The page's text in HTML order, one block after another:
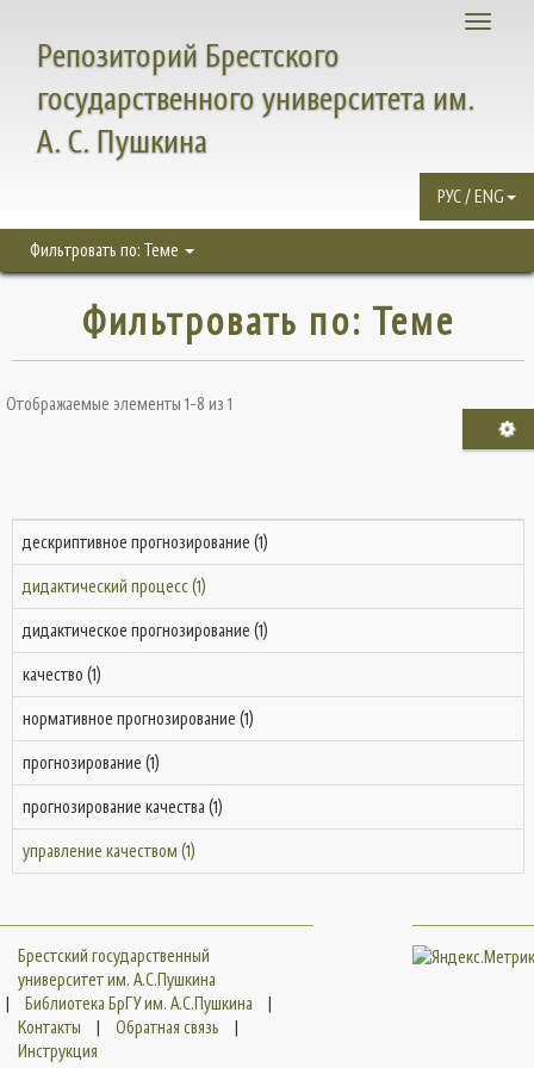
Toggle
Репозиторий Брестского
государственного университета им.
А. С. Пушкина
РУС / ENG
Фильтровать по: Теме
Фильтровать по: Теме
Отображаемые элементы 1-8 из 1
дескриптивное прогнозирование (1)
дидактический процесс (1)
дидактическое прогнозирование (1)
качество (1)
нормативное прогнозирование (1)
прогнозирование (1)
прогнозирование качества (1)
управление качеством (1)
Брестский государственный
университет им. А.С.Пушкина
|
Библиотека БрГУ им. А.С.Пушкина
|
Контакты
| Обратная связь
|
Инструкция